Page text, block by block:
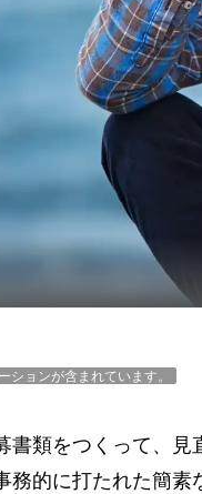
ションが含まれています。
書類をつくって、
務的に打たれた簡素